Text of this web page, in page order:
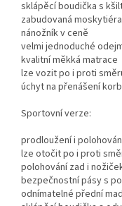
sklápěcí boudička s
zabudovaná moskytiéra
nánožník v ceně
velmi jednoduché
kvalitní měkká matrace
lze vozit po i proti
úchyt na přenášení
Sportovní verze:
prodloužení i
lze otočit po i proti
polohování zad i
bezpečnostní pásy s
odnímatelné přední